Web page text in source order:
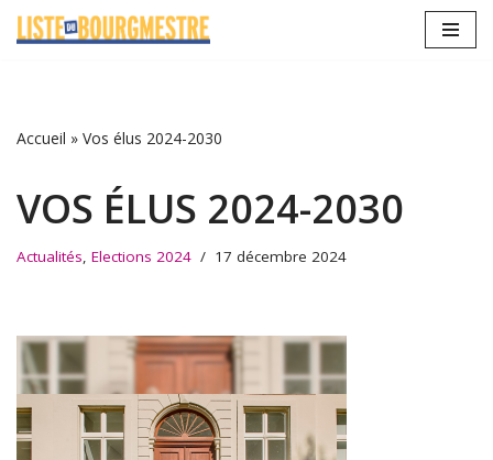
Accueil » Vos élus 2024-2030
VOS ÉLUS 2024-2030
Actualités, Elections 2024 17 décembre 2024